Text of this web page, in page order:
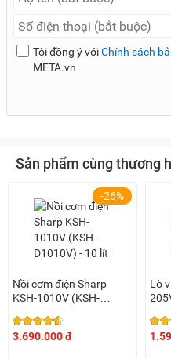
Tôi đồng ý vớiChính sách
META.vn
Sản phẩm cùng thương
-26%
Nồi cơm điện Sharp
KSH-1010V (KSH-
3.690.000 đ
Lò